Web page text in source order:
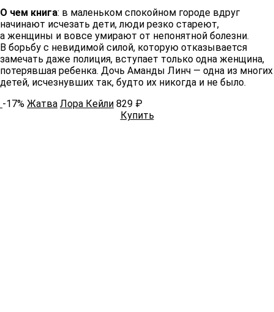
О чем книга: в маленьком спокойном городе вдруг
начинают исчезать дети, люди резко стареют,
а женщины и вовсе умирают от непонятной болезни.
В борьбу с невидимой силой, которую отказывается
замечать даже полиция, вступает только одна женщина,
потерявшая ребенка. Дочь Аманды Линч — одна из многих
детей, исчезнувших так, будто их никогда и не было.
-17% Жатва Лора Кейли 829 ₽
Купить